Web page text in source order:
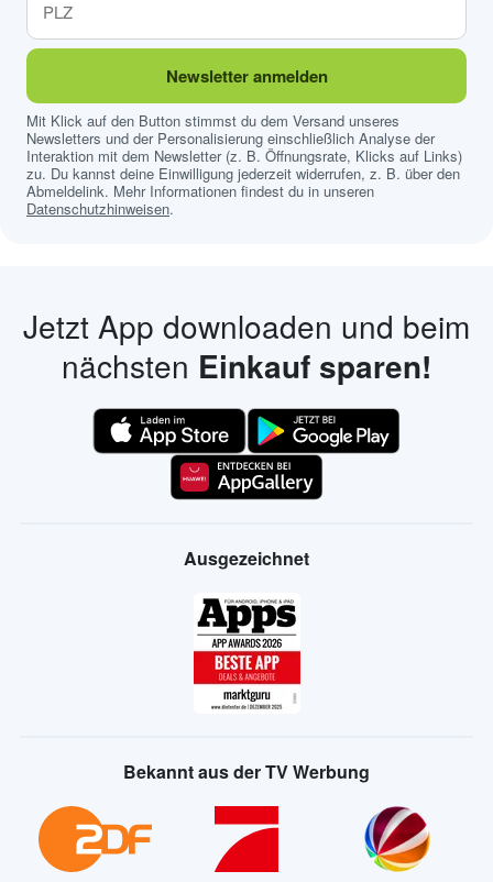
Newsletter anmelden
Mit Klick auf den Button stimmst du dem Versand unseres
Newsletters und der Personalisierung einschließlich Analyse der
Interaktion mit dem Newsletter (z. B. Öffnungsrate, Klicks auf Links)
zu. Du kannst deine Einwilligung jederzeit widerrufen, z. B. über den
Abmeldelink. Mehr Informationen findest du in unseren
Datenschutzhinweisen.
Jetzt App downloaden und beim
nächsten Einkauf sparen!
Ausgezeichnet
Bekannt aus der TV Werbung